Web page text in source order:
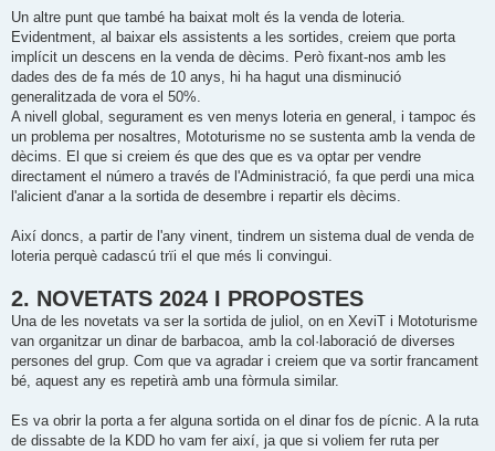
Un altre punt que també ha baixat molt és la venda de loteria.
Evidentment, al baixar els assistents a les sortides, creiem que porta
implícit un descens en la venda de dècims. Però fixant-nos amb les
dades des de fa més de 10 anys, hi ha hagut una disminució
generalitzada de vora el 50%.
A nivell global, segurament es ven menys loteria en general, i tampoc és
un problema per nosaltres, Mototurisme no se sustenta amb la venda de
dècims. El que si creiem és que des que es va optar per vendre
directament el número a través de l'Administració, fa que perdi una mica
l'alicient d'anar a la sortida de desembre i repartir els dècims.
Així doncs, a partir de l'any vinent, tindrem un sistema dual de venda de
loteria perquè cadascú trïi el que més li convingui.
2. NOVETATS 2024 I PROPOSTES
Una de les novetats va ser la sortida de juliol, on en XeviT i Mototurisme
van organitzar un dinar de barbacoa, amb la col·laboració de diverses
persones del grup. Com que va agradar i creiem que va sortir francament
bé, aquest any es repetirà amb una fòrmula similar.
Es va obrir la porta a fer alguna sortida on el dinar fos de pícnic. A la ruta
de dissabte de la KDD ho vam fer així, ja que si voliem fer ruta per